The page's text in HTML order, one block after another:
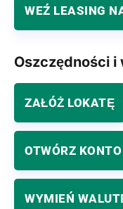
WEŹ LEASING
Oszczędności
ZAŁÓŻ LOKATĘ
OTWÓRZ
WYMIEŃ